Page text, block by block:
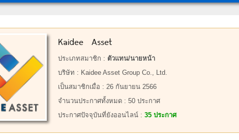
Kaidee Asset
ประเภทสมาชิก : ตัวแทน/นายหน้า
บริษัท : Kaidee Asset Group Co., Ltd.
เป็นสมาชิกเมื่อ : 26 กันยายน 2566
จำนวนประกาศทั้งหมด : 50 ประกาศ
ประกาศปัจจุบันที่ยังออนไลน์ : 35 ประกาศ